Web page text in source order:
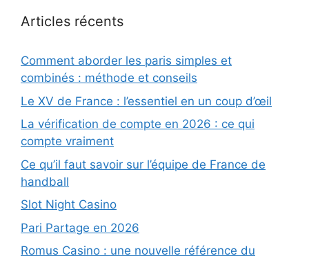
Articles récents
Comment aborder les paris simples et
combinés : méthode et conseils
Le XV de France : l’essentiel en un coup d’œil
La vérification de compte en 2026 : ce qui
compte vraiment
Ce qu’il faut savoir sur l’équipe de France de
handball
Slot Night Casino
Pari Partage en 2026
Romus Casino : une nouvelle référence du